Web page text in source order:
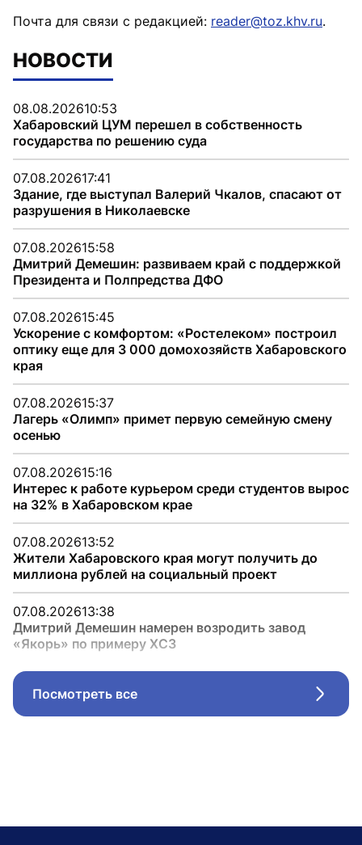
Почта для связи с редакцией: reader@toz.khv.ru.
НОВОСТИ
08.08.202610:53
Хабаровский ЦУМ перешел в собственность
государства по решению суда
07.08.202617:41
Здание, где выступал Валерий Чкалов, спасают от
разрушения в Николаевске
07.08.202615:58
Дмитрий Демешин: развиваем край с поддержкой
Президента и Полпредства ДФО
07.08.202615:45
Ускорение с комфортом: «Ростелеком» построил
оптику еще для 3 000 домохозяйств Хабаровского
края
07.08.202615:37
Лагерь «Олимп» примет первую семейную смену
осенью
07.08.202615:16
Интерес к работе курьером среди студентов вырос
на 32% в Хабаровском крае
07.08.202613:52
Жители Хабаровского края могут получить до
миллиона рублей на социальный проект
07.08.202613:38
Дмитрий Демешин намерен возродить завод
«Якорь» по примеру ХСЗ
Посмотреть все